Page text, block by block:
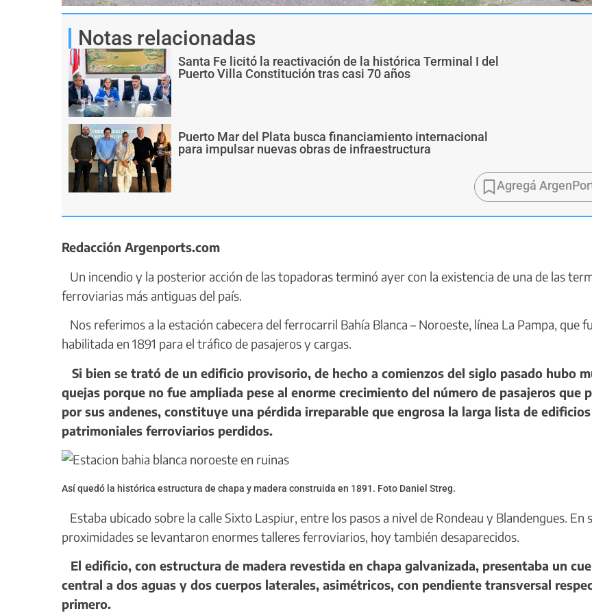
Notas relacionadas
Santa Fe licitó la reactivación de la histórica Terminal I del
Puerto Villa Constitución tras casi 70 años
Puerto Mar del Plata busca financiamiento internacional
para impulsar nuevas obras de infraestructura
Agregá
Redacción Argenports.com
Un incendio y la posterior acción de las topadoras terminó ayer con la existencia de una de las
ferroviarias más antiguas del país.
Nos referimos a la estación cabecera del ferrocarril Bahía Blanca – Noroeste, línea La Pampa, que
habilitada en 1891 para el tráfico de pasajeros y cargas.
Si bien se trató de un edificio provisorio, de hecho a comienzos del siglo pasado hubo
quejas porque no fue ampliada pese al enorme crecimiento del número de pasajeros que
por sus andenes, constituye una pérdida irreparable que engrosa la larga lista de edificios
patrimoniales ferroviarios perdidos.
Así quedó la histórica estructura de chapa y madera construida en 1891. Foto Daniel Streg.
Estaba ubicado sobre la calle Sixto Laspiur, entre los pasos a nivel de Rondeau y Blandengues. En
proximidades se levantaron enormes talleres ferroviarios, hoy también desaparecidos.
El edificio, con estructura de madera revestida en chapa galvanizada, presentaba un
central a dos aguas y dos cuerpos laterales, asimétricos, con pendiente transversal
primero.